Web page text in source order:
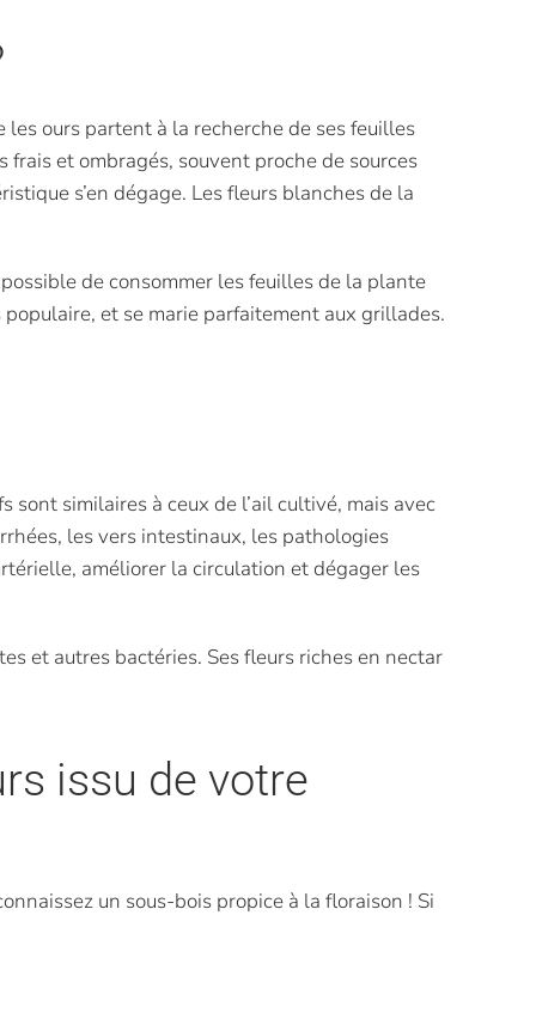
les ours partent à la recherche de ses feuilles
et ombragés, souvent proche de sources
s’en dégage. Les fleurs blanches de la
de consommer les feuilles de la plante
populaire, et se marie parfaitement aux grillades.
sont similaires à ceux de l’ail cultivé, mais avec
les vers intestinaux, les pathologies
améliorer la circulation et dégager les
et autres bactéries. Ses fleurs riches en nectar
issu de votre
un sous-bois propice à la floraison ! Si